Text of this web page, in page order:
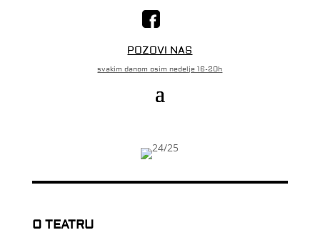
POZOVI NAS
svakim danom osim nedelje 16-20h
O TEATRU